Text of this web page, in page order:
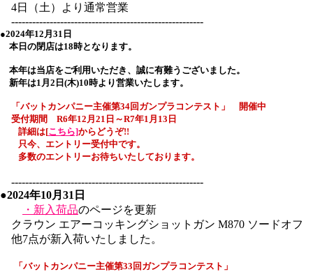
4日（土）より通常営業
-------------------------------------------------------
●2024年12月31日
本日の閉店は18時となります。
本年は当店をご利用いただき、誠に有難うございました。
新年は1月2日(木)10時より営業いたします。
「バットカンパニー主催第34回 ガンプラコンテスト」 開催中
受付期間 R6年12月21日～R7年1月13日
詳細は[こちら]からどうぞ!!
只今、エントリー受付中です。
多数のエントリーお待ちいたしております。
-------------------------------------------------------
●2024年10月31日
・新入荷品のページを更新
クラウン エアーコッキングショットガン M870 ソードオフ
他7点が新入荷いたしました。
「バットカンパニー主催第33回 ガンプラコンテスト」